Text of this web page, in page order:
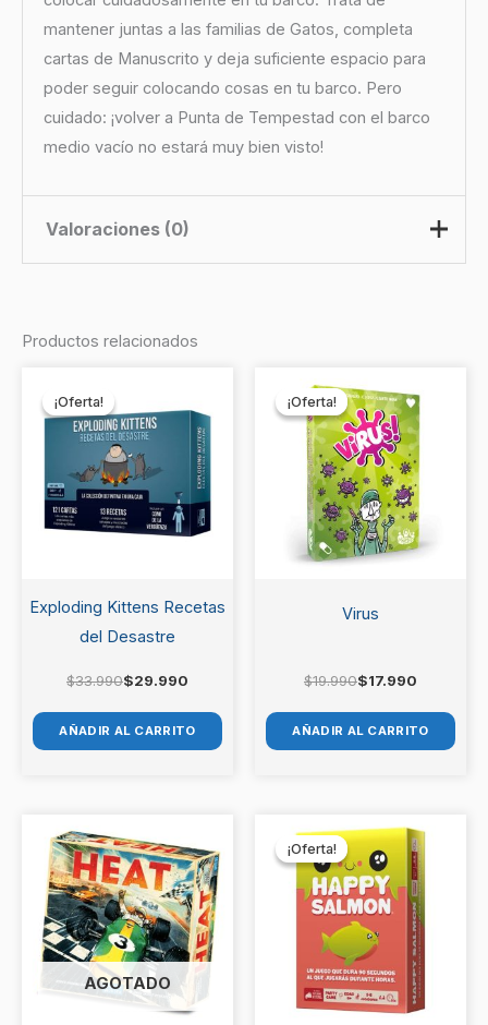
mantener juntas a las familias de Gatos, completa
cartas de Manuscrito y deja suficiente espacio para
poder seguir colocando cosas en tu barco. Pero
cuidado: ¡volver a Punta de Tempestad con el barco
medio vacío no estará muy bien visto!
Valoraciones (0)
de los Gatos”
Debesacceder para publicar una valoración.
Productos relacionados
¡Oferta!
¡Oferta!
Exploding Kittens Recetas
del Desastre
$33.990
original
era:
$33.990.
$29.990
actual
es:
$29.990.
AÑADIR AL CARRITO
¡Oferta!
¡Oferta!
Virus
$19.990
precio
original
era:
$19.990.
$17.990
precio
actual
es:
$17.990.
AÑADIR AL CARRITO
AGOTADO
¡Oferta!
¡Oferta!
precio
original
era:
$12.990.
precio
actual
es:
$11.990.